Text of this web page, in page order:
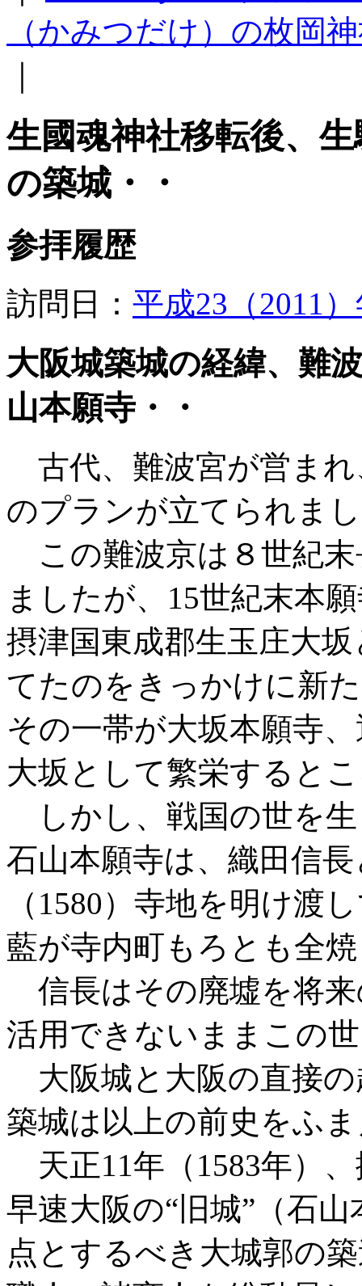
（かみつだけ）の枚岡
生國魂神社移転後、
の築城・・
参拝履歴
訪問日： 平成23（2011
大阪城築城の経緯、難
山本願寺・・
古代、難波宮が営まれ
のプランが立てられま
この難波京は８世紀末
ましたが、15世紀末本
摂津国東成郡生玉庄大
てたのをきっかけに新
その一帯が大坂本願寺
大坂として繁栄すると
しかし、戦国の世を
石山本願寺は、織田信
（1580）寺地を明け渡
藍が寺内町もろとも全
信長はその廃墟を将
活用できないままこの
大阪城と大阪の直接
築城は以上の前史をふ
天正11年（1583年）
早速大阪の“旧城”（石
点とするべき大城郭の